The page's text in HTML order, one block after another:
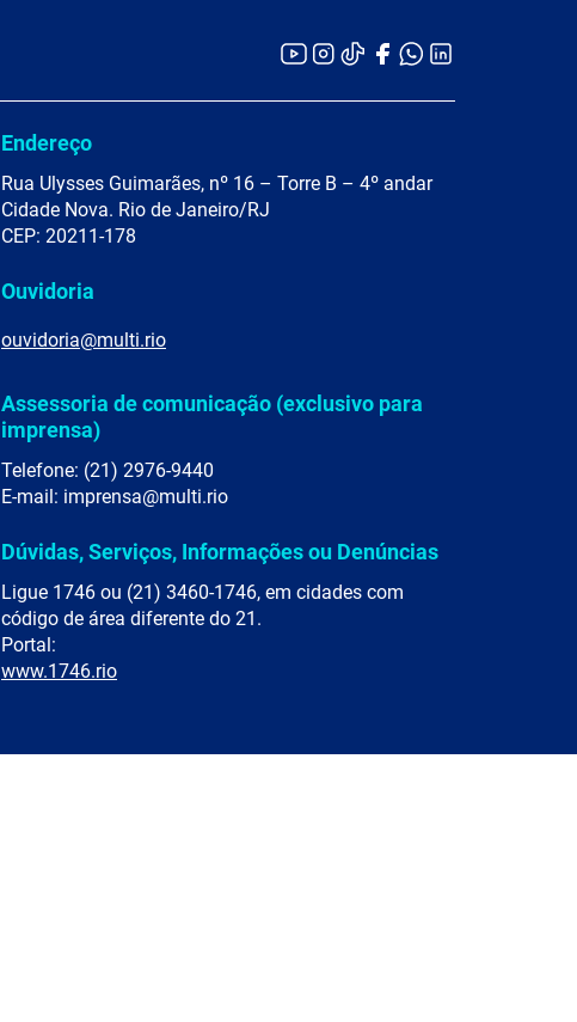
Endereço
Rua Ulysses Guimarães, nº 16 – Torre B – 4º andar
Cidade Nova. Rio de Janeiro/RJ
CEP: 20211-178
Ouvidoria
ouvidoria@multi.rio
Assessoria de comunicação (exclusivo para
imprensa)
Telefone: (21) 2976-9440
E-mail: imprensa@multi.rio
Dúvidas, Serviços, Informações ou Denúncias
Ligue 1746 ou (21) 3460-1746, em cidades com
código de área diferente do 21.
Portal:
www.1746.rio